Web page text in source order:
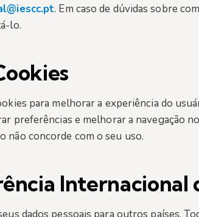
. Em caso de dúvidas sobre
lo.
para melhorar a experiência do
preferências e melhorar a navegação
não concorde com o seu uso.
Internacional